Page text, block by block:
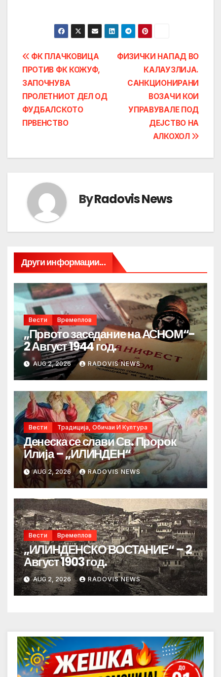
Post
navigation
ФИЗИЧКИ НАПАД ВО
КАЛАУЗЛИЈА.
САНКЦИОНИРАНИ
ВОЗАЧИ КОИ
УПРАВУВАЛЕ ПОД
ДЕЈСТВО НА
АЛКОХОЛ
ФК ПЛАЧКОВИЦА
ПРОТИВ ФК КОЖУФ,
ЗАПОЧНУВА
ПРОЛЕТНИОТ ДЕЛ ОД
ФУДБАЛСКОТО
ПРВЕНСТВО
ByRadovis News
Други информации...
Вести Времеплов
„Првото заседание на АСНОМ“-
2 Август 1944 год.
AUG 2, 2026 RADOVIS NEWS
Вести Традиција, Обичаи И Култура
Денеска се слави Св. Пророк
Илија – „ИЛИНДЕН“
AUG 2, 2026 RADOVIS NEWS
Вести Времеплов
„ИЛИНДЕНСКО ВОСТАНИЕ“ – 2
Август 1903 год.
AUG 2, 2026 RADOVIS NEWS